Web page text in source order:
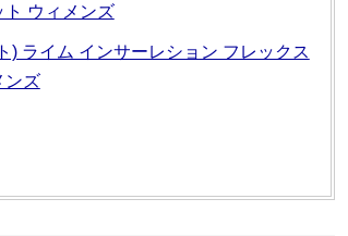
ト ウィメンズ
) ライム インサーレション フレックス
ンズ